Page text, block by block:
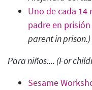
Uno de cada
padre en prisión
parent in prison.)
Para niños.... (For
Sesame